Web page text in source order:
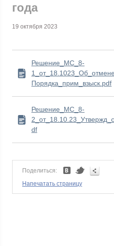
года
19 октября 2023
Решение_МС_8-
Порядка_прим_взыск.pdf
Решение_МС_8-
df
Поделиться:
Напечатать страницу